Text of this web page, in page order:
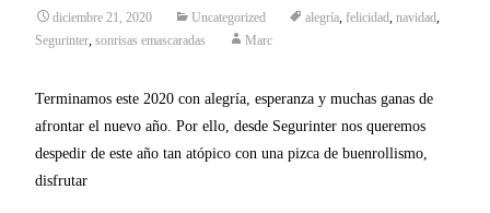
diciembre 21, 2020 Uncategorized alegría, felicidad, navidad,
Segurinter, sonrisas emascaradas Marc
Terminamos este 2020 con alegría, esperanza y muchas ganas de
afrontar el nuevo año. Por ello, desde Segurinter nos queremos
despedir de este año tan atópico con una pizca de buenrollismo,
disfrutar